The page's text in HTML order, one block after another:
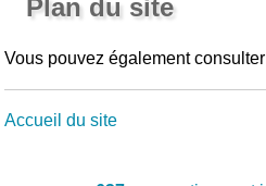
Plan du site
Vous pouvez également consulter
Accueil du site